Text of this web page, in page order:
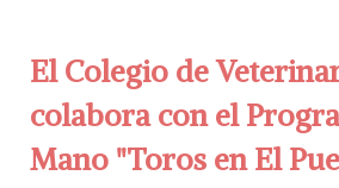
El Colegio de
colabora con el
Mano "Toros en El